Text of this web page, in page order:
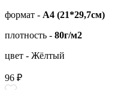
формат - А4 (21*29,7см)
плотность - 80г/м2
цвет - Жёлтый
96 ₽